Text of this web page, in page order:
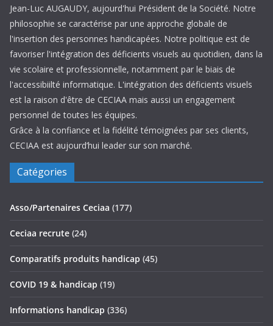
Jean-Luc AUGAUDY, aujourd'hui Président de la Société. Notre
philosophie se caractérise par une approche globale de
l'insertion des personnes handicapées. Notre politique est de
favoriser l'intégration des déficients visuels au quotidien, dans la
vie scolaire et professionnelle, notamment par le biais de
l'accessibiilté informatique. L'intégration des déficients visuels
est la raison d'être de CECIAA mais aussi un engagement
personnel de toutes les équipes.
Grâce à la confiance et la fidélité témoignées par ses clients,
CECIAA est aujourd’hui leader sur son marché.
Catégories
Asso/Partenaires Ceciaa (177)
Ceciaa recrute (24)
Comparatifs produits handicap (45)
COVID 19 & handicap (19)
Informations handicap (336)